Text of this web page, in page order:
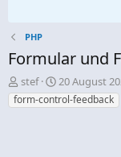
PHP
Formular und
E
r
s
stef
E
r
s
20 August
form-control-feedback